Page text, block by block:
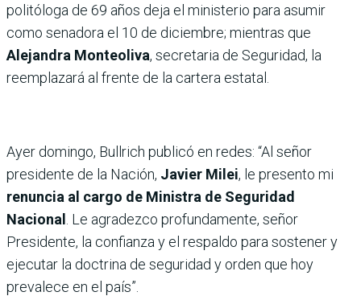
politóloga de 69 años deja el ministerio para asumir
como senadora el 10 de diciembre; mientras que
Alejandra Monteoliva, secretaria de Seguridad, la
reemplazará al frente de la cartera estatal.
Ayer domingo, Bullrich publicó en redes: “Al señor
presidente de la Nación, Javier Milei, le presento mi
renuncia al cargo de Ministra de Seguridad
Nacional . Le agradezco profundamente, señor
Presidente, la confianza y el respaldo para sostener y
ejecutar la doctrina de seguridad y orden que hoy
prevalece en el país”.